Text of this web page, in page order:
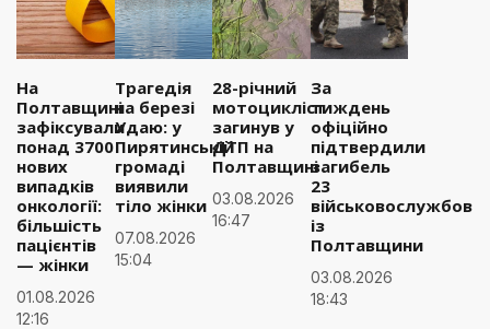
На
Полтавщині
зафіксували
понад 3700
нових
випадків
онкології:
більшість
пацієнтів
— жінки
01.08.2026
12:16
Трагедія
на березі
Удаю: у
Пирятинській
громаді
виявили
тіло жінки
07.08.2026
15:04
28-річний
мотоцикліст
загинув у
ДТП на
Полтавщині
03.08.2026
16:47
За
тиждень
офіційно
підтвердили
загибель
23
із
Полтавщини
03.08.2026
18:43